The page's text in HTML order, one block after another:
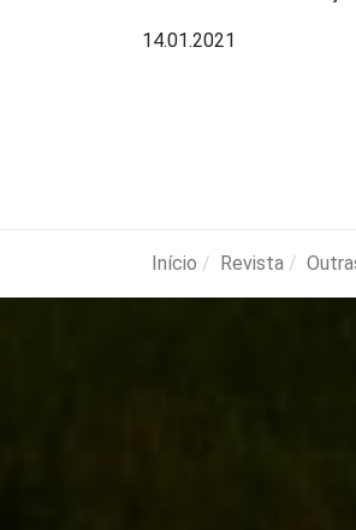
14.01.2021
Início Revista